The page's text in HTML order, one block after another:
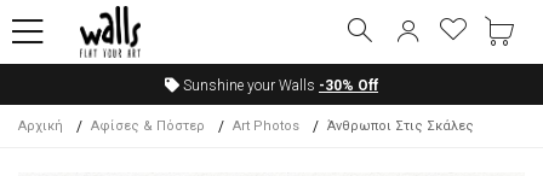
Sunshine your Walls -30% Off
Αρχική Αφίσες & Πόστερ Art Photos Άνθρωποι Στις Σκάλες